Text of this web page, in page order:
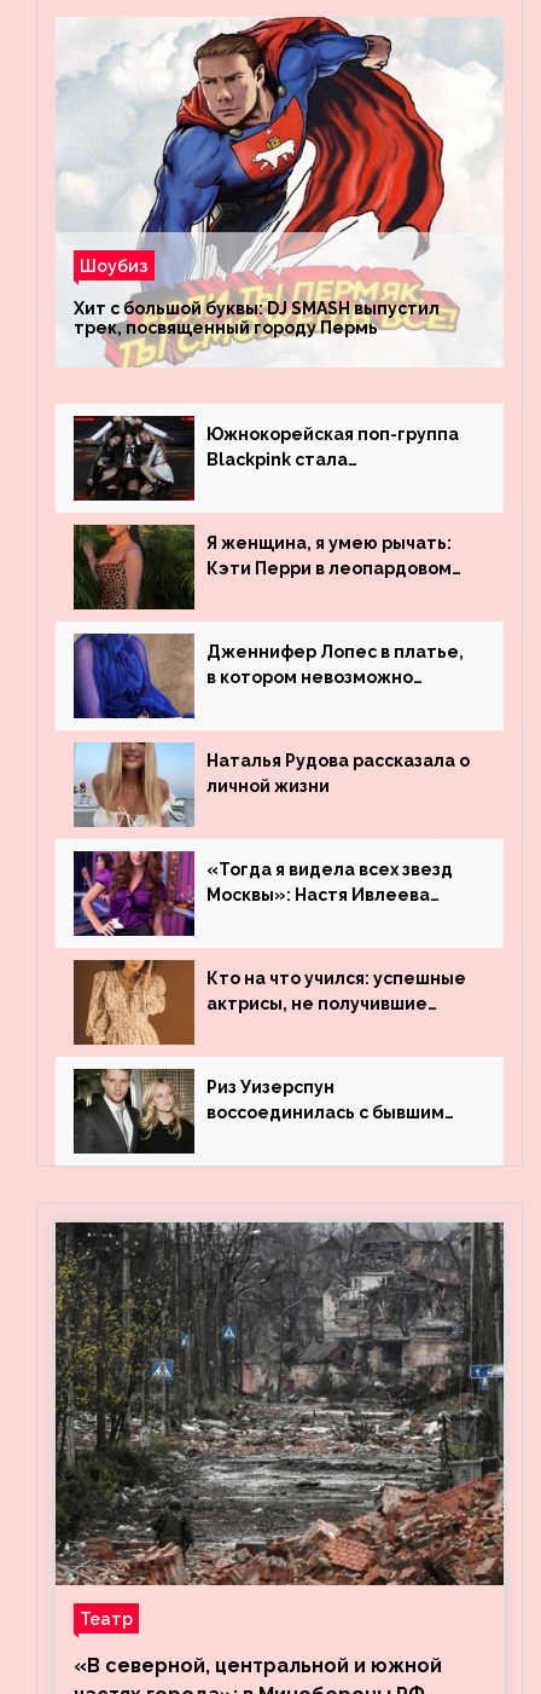
Шоубиз
Хит с большой буквы: DJ SMASH выпустил
трек, посвященный городу Пермь
Южнокорейская поп-группа
Blackpink стала
просмотрам на YouTube. Они
обогнали даже Джастина
Бибера
Я женщина, я умею рычать:
Кэти Перри в леопардовом
Дженнифер Лопес в платье,
в котором невозможно
Наталья Рудова рассказала о
личной жизни
«Тогда я видела всех звезд
Москвы»: Настя Ивлеева
популярности и выложила
архивные фото
Кто на что учился: успешные
актрисы, не получившие
Риз Уизерспун
воссоединилась с бывшим
Театр
«В северной, центральной и южной